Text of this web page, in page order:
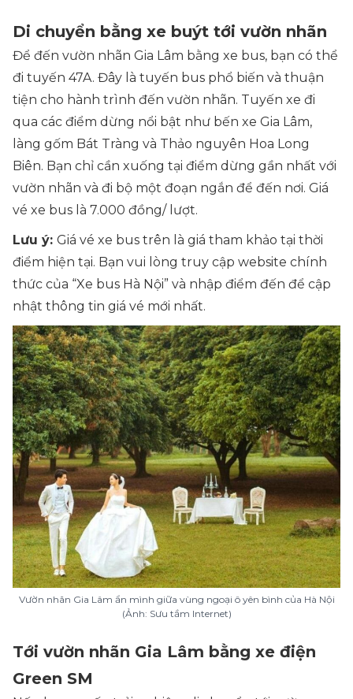
Di chuyển bằng xe buýt tới vườn nhãn
Để đến vườn nhãn Gia Lâm bằng xe bus, bạn có thể
đi tuyến 47A. Đây là tuyến bus phổ biến và thuận
tiện cho hành trình đến vườn nhãn. Tuyến xe đi
qua các điểm dừng nổi bật như bến xe Gia Lâm,
làng gốm Bát Tràng và Thảo nguyên Hoa Long
Biên. Bạn chỉ cần xuống tại điểm dừng gần nhất với
vườn nhãn và đi bộ một đoạn ngắn để đến nơi. Giá
vé xe bus là 7.000 đồng/ lượt.
Lưu ý: Giá vé xe bus trên là giá tham khảo tại thời
điểm hiện tại. Bạn vui lòng truy cập website chính
thức của “Xe bus Hà Nội” và nhập điểm đến để cập
nhật thông tin giá vé mới nhất.
Vườn nhãn Gia Lâm ẩn mình giữa vùng ngoại ô yên bình của Hà Nội
(Ảnh: Sưu tầm Internet)
Tới vườn nhãn Gia Lâm bằng xe điện
Green SM